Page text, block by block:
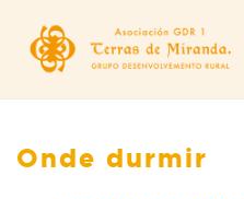
Onde durmir